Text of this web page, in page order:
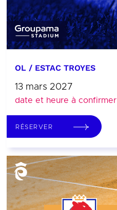
OL / ESTAC TROYES
13 mars 2027
date et heure à confirmer
RÉSERVER